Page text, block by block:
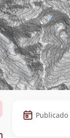
Datos
de
Publicado